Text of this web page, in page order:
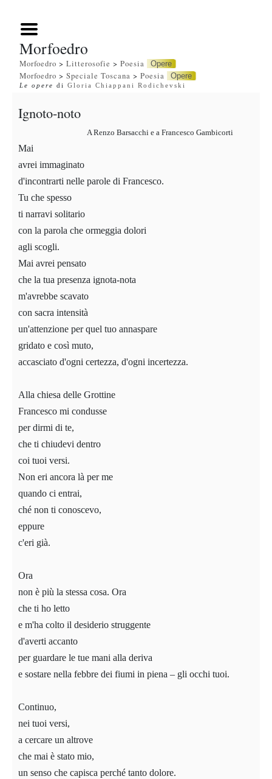
Morfoedro
Morfoedro > Litterosofie > Poesia Opere
Morfoedro > Speciale Toscana > Poesia Opere
Le opere di Gloria Chiappani Rodichevski
Ignoto-noto
A Renzo Barsacchi e a Francesco Gambicorti
Mai
avrei immaginato
d'incontrarti nelle parole di Francesco.
Tu che spesso
ti narravi solitario
con la parola che ormeggia dolori
agli scogli.
Mai avrei pensato
che la tua presenza ignota-nota
m'avrebbe scavato
con sacra intensità
un'attenzione per quel tuo annaspare
gridato e così muto,
accasciato d'ogni certezza, d'ogni incertezza.
Alla chiesa delle Grottine
Francesco mi condusse
per dirmi di te,
che ti chiudevi dentro
coi tuoi versi.
Non eri ancora là per me
quando ci entrai,
ché non ti conoscevo,
eppure
c'eri già.
Ora
non è più la stessa cosa. Ora
che ti ho letto
e m'ha colto il desiderio struggente
d'averti accanto
per guardare le tue mani alla deriva
e sostare nella febbre dei fiumi in piena – gli occhi tuoi.
Continuo,
nei tuoi versi,
a cercare un altrove
che mai è stato mio,
un senso che capisca perché tanto dolore.